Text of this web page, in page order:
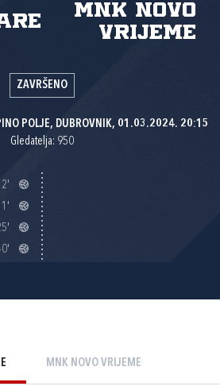
MNK Novo
vrijeme
ZAVRŠENO
POLJE, DUBROVNIK, 01.03.2024. 20:15
Gledatelja: 950
2'
MNK NOVO VRIJEME